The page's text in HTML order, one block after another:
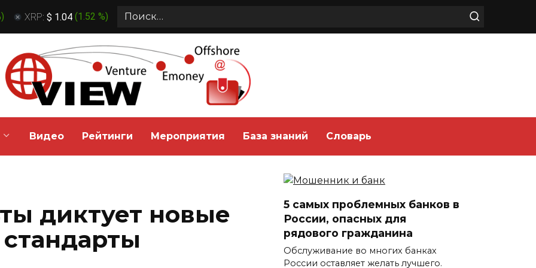
) XRP: $ 1.04 (1.52 %)
Search
Видео Рейтинги Мероприятия База знаний Словарь
диктует новые
5 самых проблемных банков в
России, опасных для
рядового гражданина
Обслуживание во многих банках
России оставляет желать лучшего.